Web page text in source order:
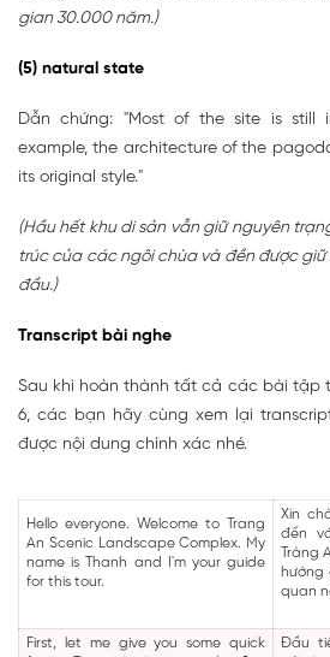
gian 30.000 năm.)
(5) natural state
Dẫn chứng: "Most of the site is
example, the architecture of the
its original style."
(Hầu hết khu di sản vẫn giữ nguyên
trúc của các ngôi chùa và đền được
đầu.)
Transcript bài nghe
Sau khi hoàn thành tất cả các bài tập
6, các bạn hãy cùng xem lại
được nội dung chính xác nhé.
Hello everyone. Welcome to Trang
An Scenic Landscape Complex. My
name is Thanh and I'm your guide
for this tour.
Xin
đến
Tràng
hướng
quan
First, let me give you some quick
Đầu